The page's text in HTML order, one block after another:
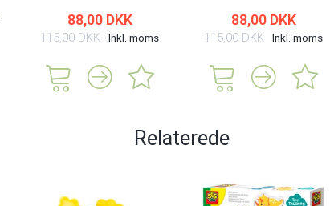
88,00 DKK
115,00 DKK Inkl. moms
88,00 DKK
115,00 DKK Inkl. moms
Relaterede